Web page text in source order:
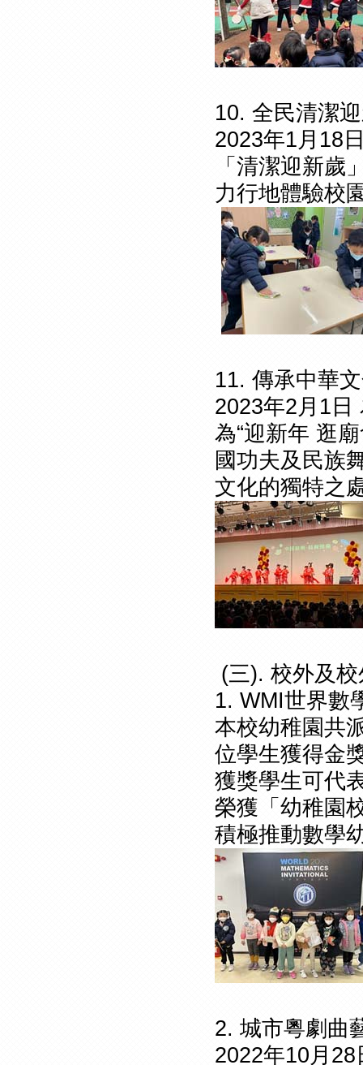
10. 全民清潔
2023年1月18
「清潔迎新歲
力行地體驗校
11. 傳承中華
2023年2月1日
為“迎新年 逛
國功夫及民族
文化的獨特之
(三). 校外及
1. WMI世界數
本校幼稚園共
位學生獲得金
獲獎學生可代
榮獲「幼稚園
積極推動數學
2. 城市粵劇曲
2022年10月